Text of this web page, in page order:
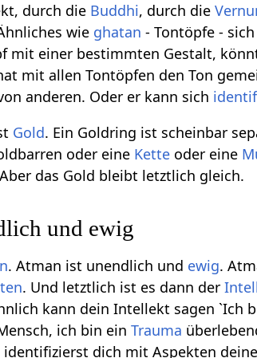
durch die Buddhi, durch die
wie ghatan - Tontöpfe -
mit einer bestimmten Gestalt,
mit allen Tontöpfen den Ton
anderen. Oder er kann sich
Gold. Ein Goldring ist scheinbar
oder eine Kette oder eine
das Gold bleibt letztlich gleich.
und ewig
. Atman ist unendlich und ewig.
. Und letztlich ist es dann der
kann dein Intellekt sagen `Ich
ich bin einTrauma
dich mit Aspekten